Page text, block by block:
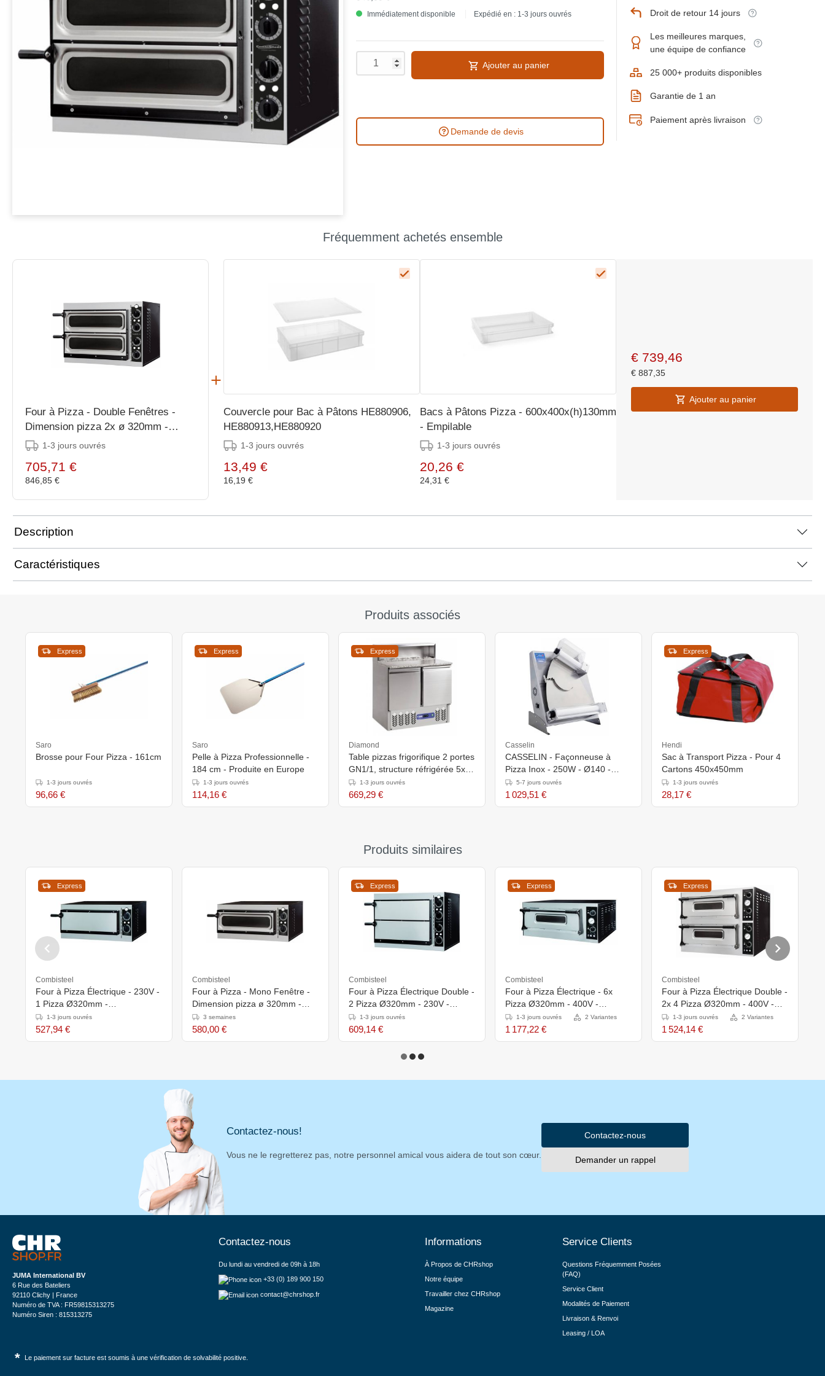
Immédiatement disponible Expédié en : 1-3 jours ouvrés
Ajouter au panier
Demande de devis
Droit de retour 14 jours
Les meilleures marques,
une équipe de confiance
25 000+ produits disponibles
Garantie de 1 an
Paiement après livraison
Fréquemment achetés ensemble
Four à Pizza - Double Fenêtres -
Dimension pizza 2x ø 320mm -
568x500x(h)430mm
1-3 jours ouvrés
705,71 €
846,85 €
Couvercle pour Bac à Pâtons HE880906,
HE880913,HE880920
1-3 jours ouvrés
13,49 €
16,19 €
Bacs à Pâtons Pizza - 600x400x(h)130mm
- Empilable
1-3 jours ouvrés
20,26 €
24,31 €
€ 739,46
€ 887,35
Ajouter au panier
Description
Caractéristiques
Produits associés
Express
Saro
Brosse pour Four Pizza - 161cm
1-3 jours ouvrés
96,66 €
Express
Saro
Pelle à Pizza Professionnelle -
184 cm - Produite en Europe
1-3 jours ouvrés
114,16 €
Express
Diamond
Table pizzas frigorifique 2 portes
GN1/1, structure réfrigérée 5x
GN1/6-150 mm -
900x700x(h)850mm
1-3 jours ouvrés
669,29 €
Casselin
CASSELIN - Façonneuse à
Pizza Inox - 250W - Ø140 -
300mm
5-7 jours ouvrés
1 029,51 €
Express
Hendi
Sac à Transport Pizza - Pour 4
Cartons 450x450mm
1-3 jours ouvrés
28,17 €
Produits similaires
Express
Combisteel
Four à Pizza Électrique - 230V -
1 Pizza Ø320mm -
568x500x280(h)mm
1-3 jours ouvrés
527,94 €
Combisteel
Four à Pizza - Mono Fenêtre -
Dimension pizza ø 320mm -
568x500x(h)280mm
3 semaines
580,00 €
Express
Combisteel
Four à Pizza Électrique Double -
2 Pizza Ø320mm - 230V -
568x500x430(h)mm
1-3 jours ouvrés
609,14 €
Express
Combisteel
Four à Pizza Électrique - 6x
Pizza Ø320mm - 400V -
975x1214x413(h)mm
1-3 jours ouvrés 2 Variantes
1 177,22 €
Express
Combisteel
Four à Pizza Électrique Double -
2x 4 Pizza Ø320mm - 400V -
975x924x745(h)mm
1-3 jours ouvrés 2 Variantes
1 524,14 €
Contactez-nous!
Vous ne le regretterez pas, notre personnel amical vous aidera de tout son cœur.
Contactez-nous
Demander un rappel
JUMA International BV
6 Rue des Bateliers
92110 Clichy | France
Numéro de TVA : FR59815313275
Numéro Siren : 815313275
Contactez-nous
Du lundi au vendredi de 09h à 18h
+33 (0) 189 900 150
contact@chrshop.fr
Informations
À Propos de CHRshop
Notre équipe
Travailler chez CHRshop
Magazine
Service Clients
Questions Fréquemment Posées
(FAQ)
Service Client
Modalités de Paiement
Livraison & Renvoi
Leasing / LOA
* Le paiement sur facture est soumis à une vérification de solvabilité positive.